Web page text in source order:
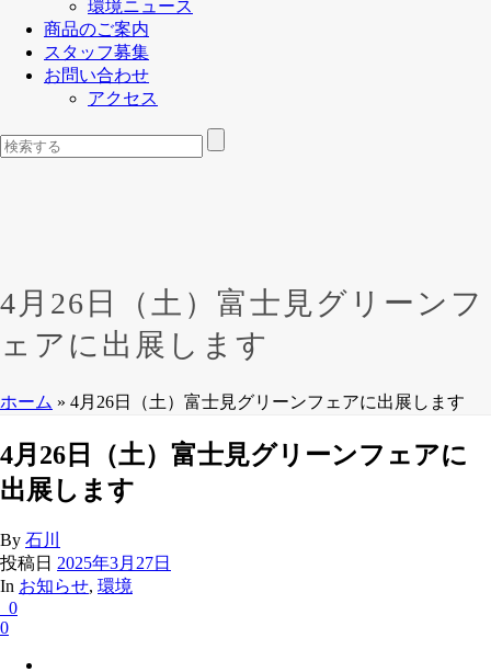
環境ニュース
商品のご案内
スタッフ募集
お問い合わせ
アクセス
4月26日（土）富士見グリーンフ
ェアに出展します
ホーム » 4月26日（土）富士見グリーンフェアに出展します
4月26日（土）富士見グリーンフェアに
出展します
By 石川
投稿日 2025年3月27日
In お知らせ, 環境
0
0